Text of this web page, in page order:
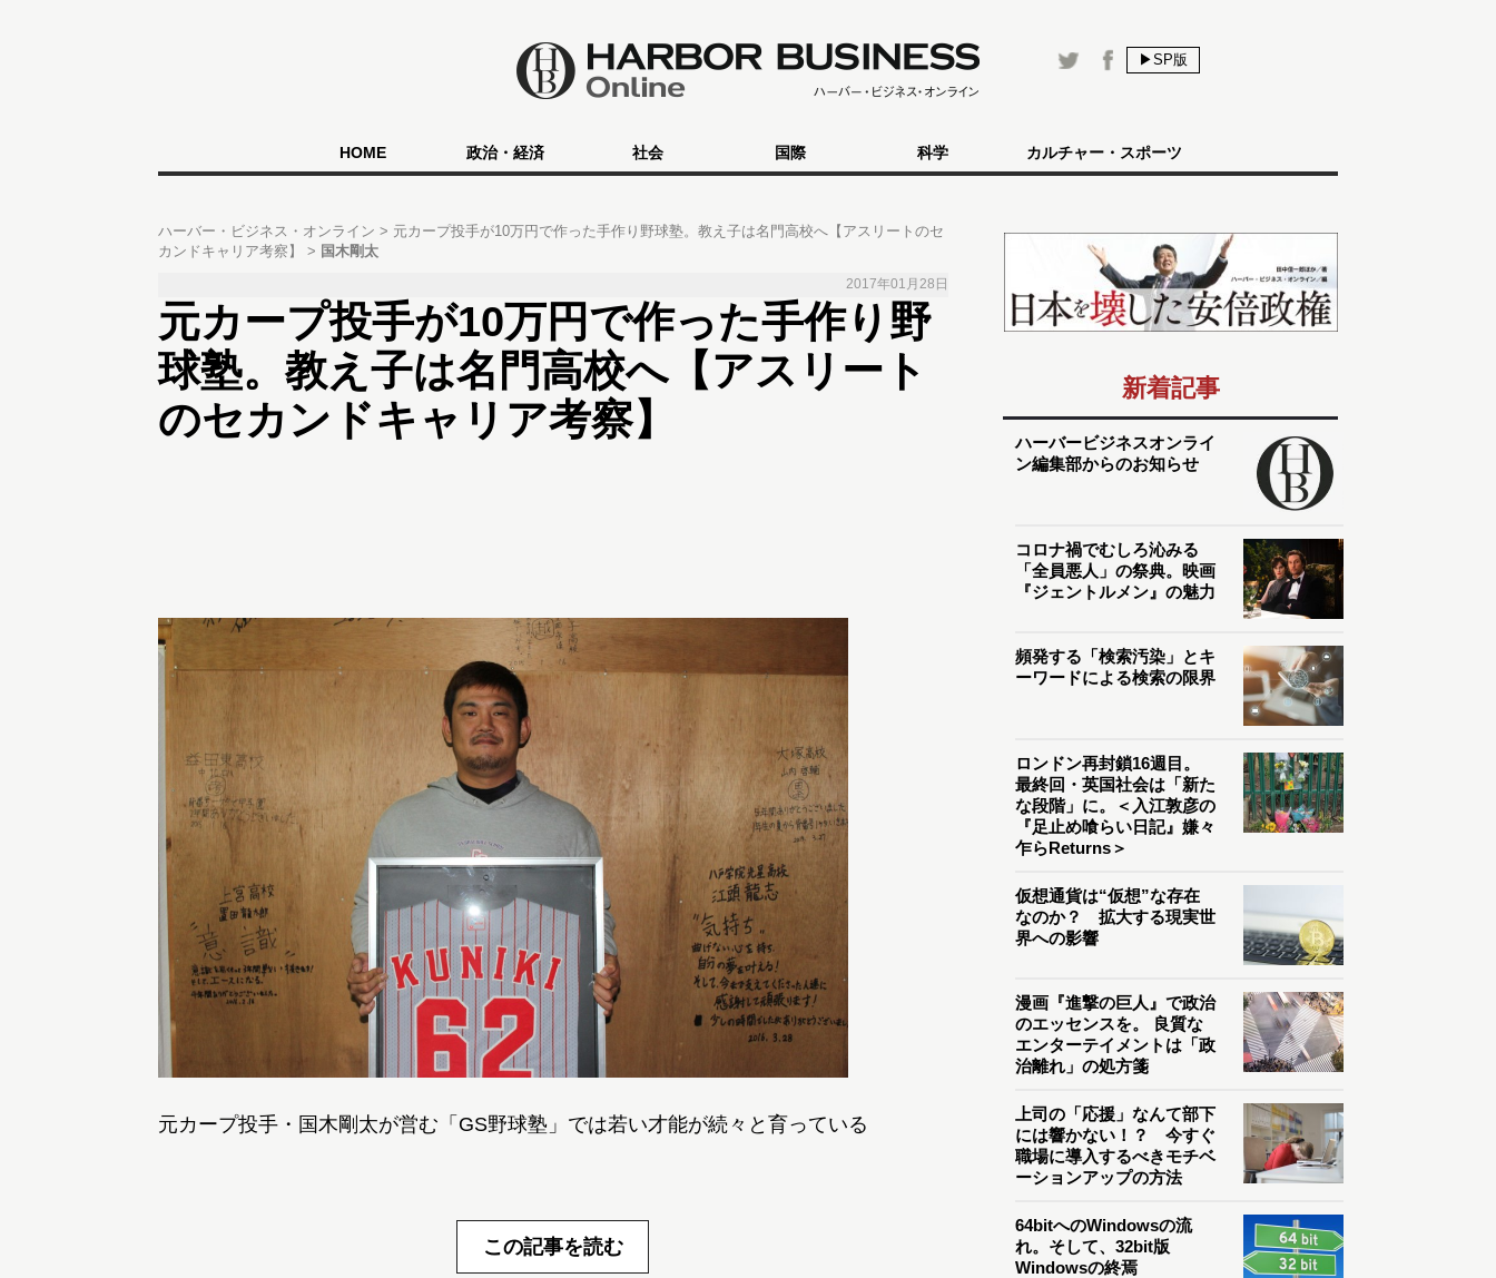
▶SP版
HOME 政治・経済 社会 国際 科学 カルチャー・スポーツ
ハーバー・ビジネス・オンライン
元カープ投手が10万円で作った手作り野球塾。教え子は名門高校へ【アスリートのセ
カンドキャリア考察】
国木剛太
2017年01月28日
元カープ投手が10万円で作った手作り野
球塾。教え子は名門高校へ【アスリート
のセカンドキャリア考察】
元カープ投手・国木剛太が営む「GS野球塾」では若い才能が続々と育っている
この記事を読む
新着記事
ハーバービジネスオンライ
ン編集部からのお知らせ
コロナ禍でむしろ沁みる
「全員悪人」の祭典。映画
『ジェントルメン』の魅力
頻発する「検索汚染」とキ
ーワードによる検索の限界
ロンドン再封鎖16週目。
最終回・英国社会は「新た
な段階」に。＜入江敦彦の
『足止め喰らい日記』嫌々
乍らReturns＞
仮想通貨は“仮想”な存在
なのか？ 拡大する現実世
界への影響
漫画『進撃の巨人』で政治
のエッセンスを。 良質な
エンターテイメントは「政
治離れ」の処方箋
上司の「応援」なんて部下
には響かない！？ 今すぐ
職場に導入するべきモチベ
ーションアップの方法
64bitへのWindowsの流
れ。そして、32bit版
Windowsの終焉